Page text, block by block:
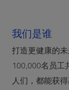
我们是谁
打造更健康的
100,000名员工
人们，都能获